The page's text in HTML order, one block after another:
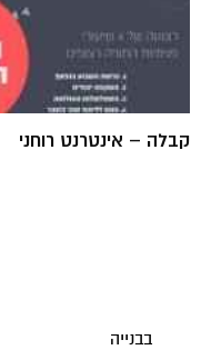
קבלה – אינטרנט רוחני
בבנייה